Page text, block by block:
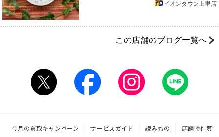
イオンタウン上里店
この店舗のブログ一覧へ
今月の買取キャンペーン サービスガイド 読みもの 店舗物件募集